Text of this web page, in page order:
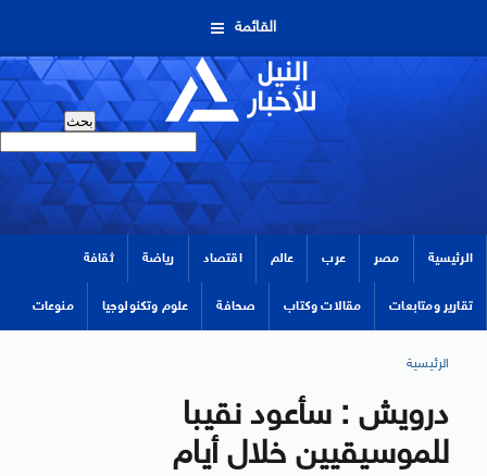
القائمة
الرئيسية مصر عرب عالم اقتصاد رياضة ثقافة
تقارير ومتابعات مقالات وكتاب صحافة علوم وتكنولوجيا منوعات
الرئيسية
درويش : سأعود نقيبا
للموسيقيين خلال أيام